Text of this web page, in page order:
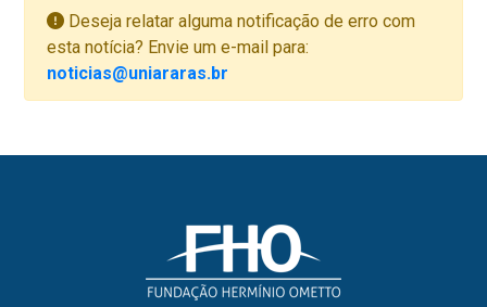
Deseja relatar alguma notificação de erro com
esta notícia? Envie um e-mail para:
noticias@uniararas.br